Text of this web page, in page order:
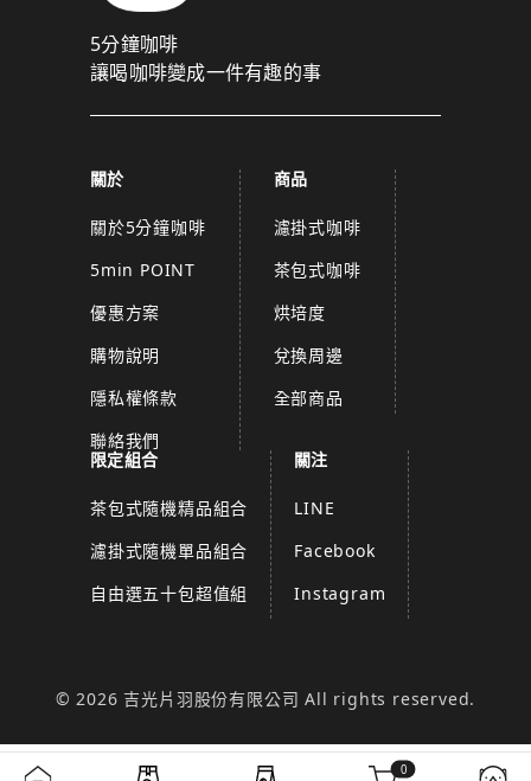
5分鐘咖啡
讓喝咖啡變成一件有趣的事
關於
關於5分鐘咖啡
5min POINT
優惠方案
購物說明
隱私權條款
聯絡我們
商品
濾掛式咖啡
茶包式咖啡
烘培度
兌換周邊
全部商品
限定組合
茶包式隨機精品組合
濾掛式隨機單品組合
自由選五十包超值組
關注
LINE
Facebook
Instagram
© 2026 吉光片羽股份有限公司 All rights reserved.
0
取消